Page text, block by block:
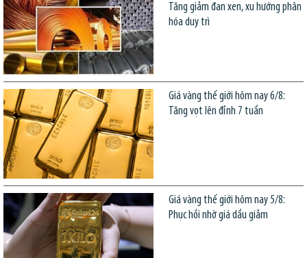
Tăng giảm đan xen, xu hướng phân
hóa duy trì
Giá vàng thế giới hôm nay 6/8:
Tăng vọt lên đỉnh 7 tuần
Giá vàng thế giới hôm nay 5/8:
Phục hồi nhờ giá dầu giảm